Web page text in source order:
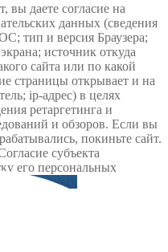
вы даете согласие на
данных (сведения
тип и версия Браузера;
источник откуда
сайта или по какой
страницы открывает и на
ip-адрес) в целях
ретаргетинга и
и обзоров. Если вы
покиньте сайт.
субъекта
его персональных
данных